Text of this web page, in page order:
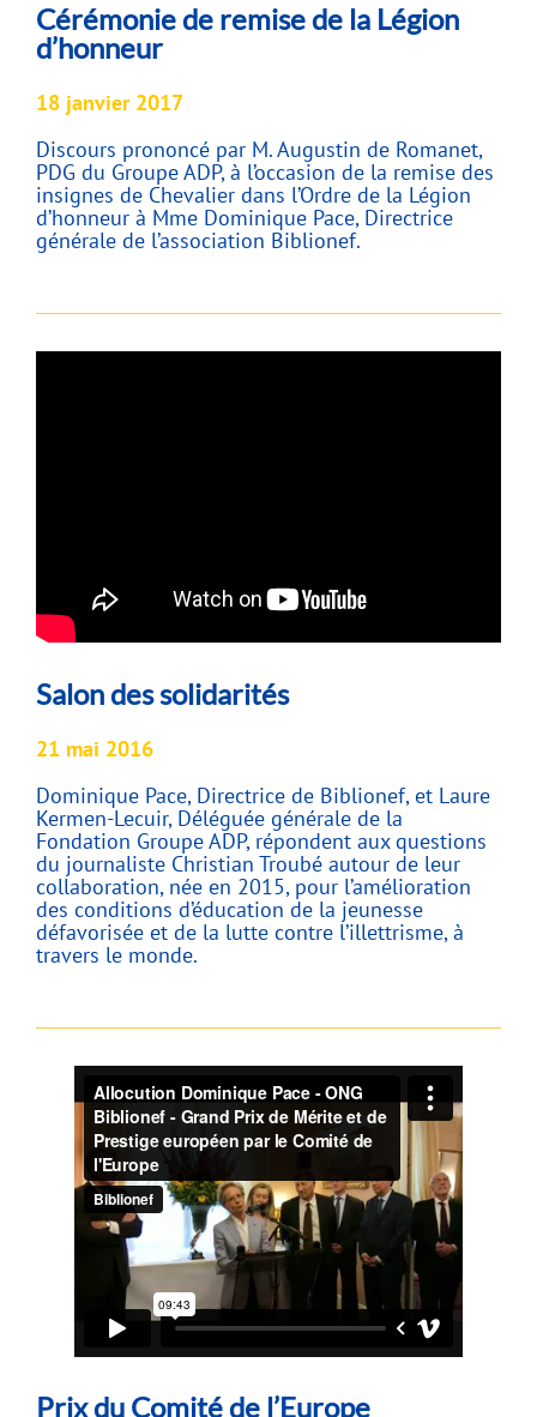
Cérémonie de remise de la Légion
d’honneur
18 janvier 2017
Discours prononcé par M. Augustin de Romanet,
PDG du Groupe ADP, à l’occasion de la remise des
insignes de Chevalier dans l’Ordre de la Légion
d’honneur à Mme Dominique Pace, Directrice
générale de l’association Biblionef.
Salon des solidarités
21 mai 2016
Dominique Pace, Directrice de Biblionef, et Laure
Kermen-Lecuir, Déléguée générale de la
Fondation Groupe ADP, répondent aux questions
du journaliste Christian Troubé autour de leur
collaboration, née en 2015, pour l’amélioration
des conditions d’éducation de la jeunesse
défavorisée et de la lutte contre l’illettrisme, à
travers le monde.
Prix du Comité de l’Europe